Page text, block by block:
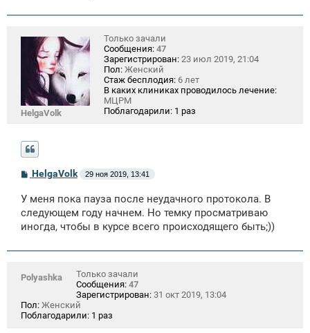
е
HelgaVolk
Только зачали
Сообщения: 47
Зарегистрирован: 23 июл 2019, 21:04
Пол: Женский
Стаж бесплодия: 6 лет
В каких клиниках проводилось лечение:
МЦРМ
Поблагодарили: 1 раз
С
о
б
щ
н
е
HelgaVolk 29 ноя 2019, 13:41
У меня пока пауза после неудачного протокола. В
следующем году начнем. Но темку просматриваю
иногда, чтобы в курсе всего происходящего быть;))
Polyashka
Только зачали
Сообщения: 47
Зарегистрирован: 31 окт 2019, 13:04
Пол: Женский
Поблагодарили: 1 раз